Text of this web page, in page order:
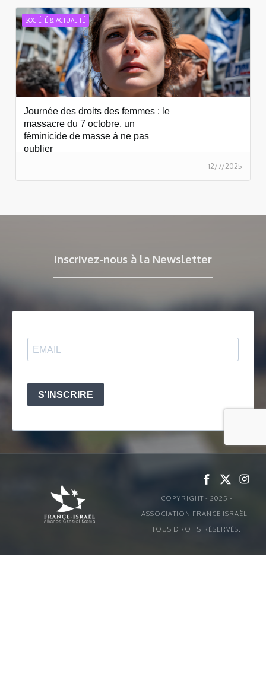
SOCIÉTÉ & ACTUALITÉ
Journée des droits des femmes : le
massacre du 7 octobre, un
féminicide de masse à ne pas
oublier
12/7/2025
Inscrivez-nous à la Newsletter
COPYRIGHT - 2025 -
ASSOCIATION FRANCE ISRAËL -
TOUS DROITS RÉSERVÉS.